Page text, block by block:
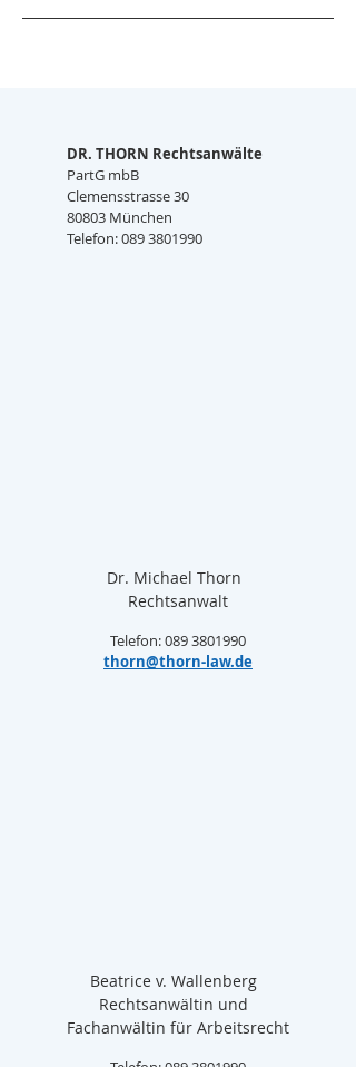
DR. THORN Rechtsanwälte
PartG mbB
Clemensstrasse 30
80803 München
Telefon: 089 3801990
Dr. Michael Thorn
Rechtsanwalt
Telefon: 089 3801990
thorn@thorn-law.de
Beatrice v. Wallenberg
Rechtsanwältin und
Fachanwältin für Arbeitsrecht